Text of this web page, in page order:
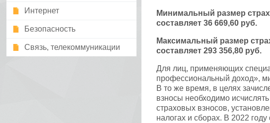
Интернет
Безопасность
Связь, телекоммуникации
Минимальный размер
составляет 36 669,60 руб.
Максимальный размер
составляет 293 356,80 руб.
Для лиц, применяющих
профессиональный доход»,
В то же время, в целях
взносы необходимо
страховых взносов,
налогах и сборах. В 2022 году